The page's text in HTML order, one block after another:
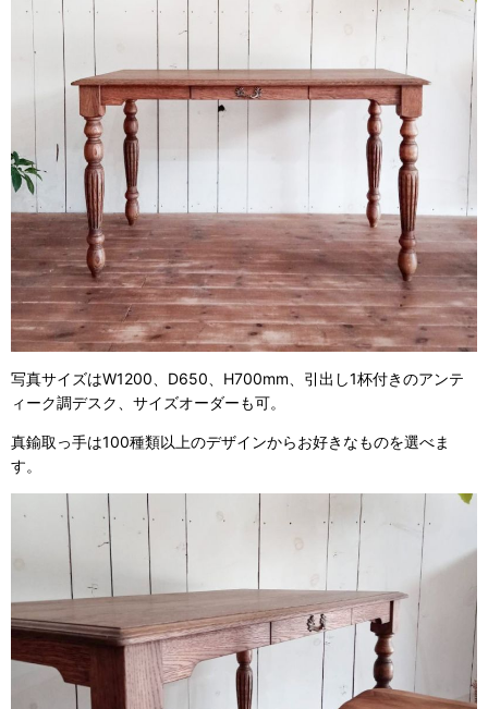
写真サイズはW1200、D650、H700mm、引出し1杯付きのアンテ
ィーク調デスク、サイズオーダーも可。
真鍮取っ手は100種類以上のデザインからお好きなものを選べま
す。